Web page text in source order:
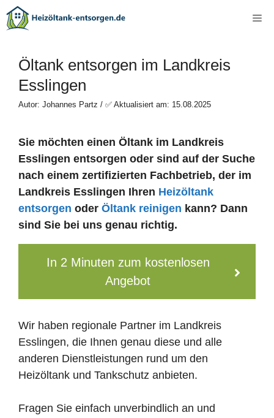
Zum
Inhalt
Öltank entsorgen im Landkreis
Esslingen
Autor: Johannes Partz / ✅ Aktualisiert am: 15.08.2025
Sie möchten einen Öltank im Landkreis
Esslingen entsorgen oder sind auf der Suche
nach einem zertifizierten Fachbetrieb, der im
Landkreis Esslingen Ihren Heizöltank
entsorgen oder Öltank reinigen kann? Dann
sind Sie bei uns genau richtig.
In 2 Minuten zum kostenlosen
Angebot
Wir haben regionale Partner im Landkreis
Esslingen, die Ihnen genau diese und alle
anderen Dienstleistungen rund um den
Heizöltank und Tankschutz anbieten.
Fragen Sie einfach unverbindlich an und